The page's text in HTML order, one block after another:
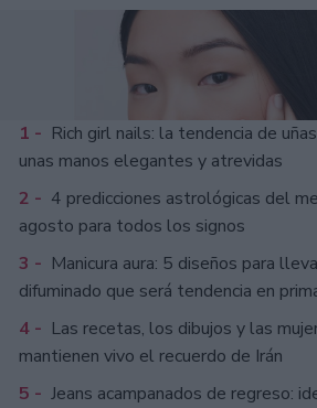
1 - Rich girl nails: la tendencia de
unas manos elegantes y atrevidas
2 - 4 predicciones astrológicas del
agosto para todos los signos
3 - Manicura aura: 5 diseños para
difuminado que será tendencia en
4 - Las recetas, los dibujos y las
mantienen vivo el recuerdo de Irán
5 - Jeans acampanados de regreso: